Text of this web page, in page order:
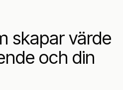
skapar värde
och din